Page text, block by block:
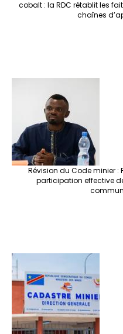
cobalt : la RDC rétablit les
chaînes
Révision du Code minier :
participation effective